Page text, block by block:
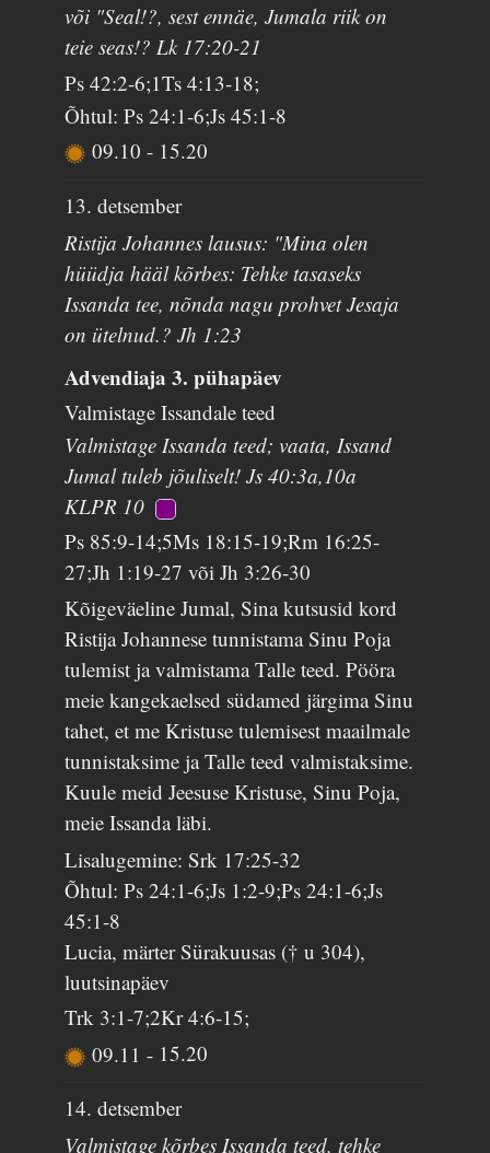
või "Seal!?, sest ennäe, Jumala riik on
teie seas!? Lk 17:20-21
Ps 42:2-6;1Ts 4:13-18;
Õhtul: Ps 24:1-6;Js 45:1-8
09.10- 15.20
13. detsember
Ristija Johannes lausus: "Mina olen
hüüdja hääl kõrbes: Tehke tasaseks
Issanda tee, nõnda nagu prohvet Jesaja
on ütelnud.? Jh 1:23
Advendiaja 3. pühapäev
Valmistage Issandale teed
Valmistage Issanda teed; vaata, Issand
Jumal tuleb jõuliselt! Js 40:3a,10a
KLPR 10
Ps 85:9-14;5Ms 18:15-19;Rm 16:25-
27;Jh 1:19-27 või Jh 3:26-30
Kõigeväeline Jumal, Sina kutsusid kord
Ristija Johannese tunnistama Sinu Poja
tulemist ja valmistama Talle teed. Pööra
meie kangekaelsed südamed järgima Sinu
tahet, et me Kristuse tulemisest maailmale
tunnistaksime ja Talle teed valmistaksime.
Kuule meid Jeesuse Kristuse, Sinu Poja,
meie Issanda läbi.
Lisalugemine: Srk 17:25-32
Õhtul: Ps 24:1-6;Js 1:2-9;Ps 24:1-6;Js
45:1-8
Lucia, märter Sürakuusas († u 304),
luutsinapäev
Trk 3:1-7;2Kr 4:6-15;
09.11- 15.20
14. detsember
Valmistage kõrbes Issanda teed, tehke